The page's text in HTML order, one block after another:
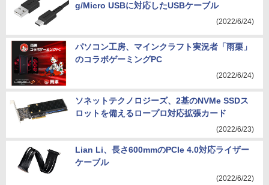
g/Micro USBに対応したUSBケーブル
(2022/6/24)
パソコン工房、マインクラフト実況者「雨栗」
のコラボゲーミングPC
(2022/6/24)
ソネットテクノロジーズ、2基のNVMe SSDス
ロットを備えるロープロ対応拡張カード
(2022/6/23)
Lian Li、長さ600mmのPCIe 4.0対応ライザー
ケーブル
(2022/6/22)